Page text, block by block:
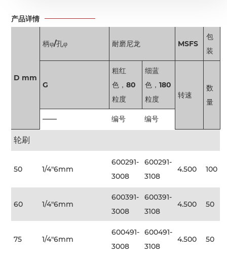
产品详情
D mm
柄φ/孔φ 耐磨尼龙 MSFS
包
装
G
粗红
色，80
粒度
细蓝
色，180
粒度
转速
数
量
——
编号 编号
轮刷
50 1/4"6mm
600291-
3008
600291-
3108
4.500 100
60 1/4"6mm
600391-
3008
600391-
3108
4.500 50
75 1/4"6mm
600491-
3008
600491-
3108
4.500 50